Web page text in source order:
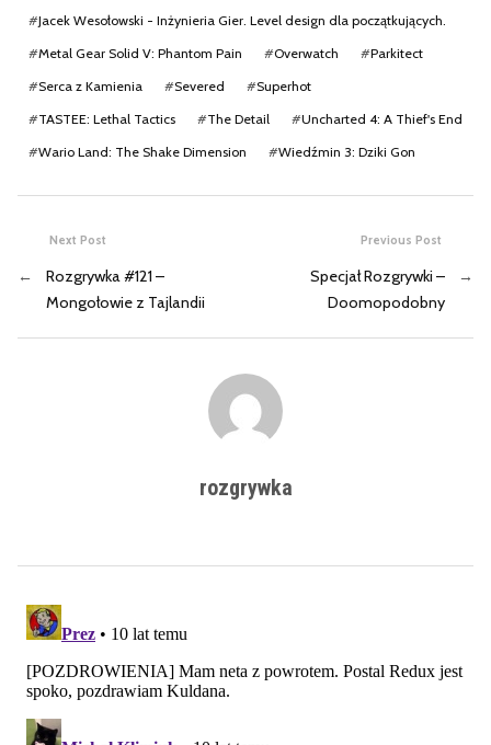
#Jacek Wesołowski - Inżynieria Gier. Level design dla początkujących.
#Metal Gear Solid V: Phantom Pain #Overwatch #Parkitect
#Serca z Kamienia #Severed #Superhot
#TASTEE: Lethal Tactics #The Detail #Uncharted 4: A Thief's End
#Wario Land: The Shake Dimension #Wiedźmin 3: Dziki Gon
Previous Post
Specjał Rozgrywki –
Doomopodobny
→
Next Post
←
Rozgrywka #121 –
Mongołowie z Tajlandii
rozgrywka